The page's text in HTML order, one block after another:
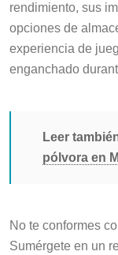
rendimiento, sus
opciones de
experiencia de
enganchado
Leer
pólvora en
No te conformes
Sumérgete en un